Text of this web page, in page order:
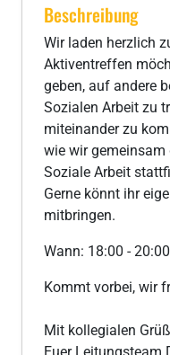
Beschreibung
Wir laden herzlich
Aktiventreffen
geben, auf andere
Sozialen Arbeit zu
miteinander zu
wie wir gemeinsam
Soziale Arbeit
Gerne könnt ihr
mitbringen.
Wann: 18:00 -
Kommt vorbei, wir
Mit kollegialen